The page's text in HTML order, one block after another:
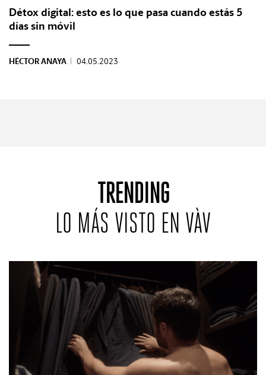
Détox digital: esto es lo que pasa cuando estás 5
días sin móvil
HÉCTOR ANAYA | 04.05.2023
TRENDING
LO MÁS VISTO EN VÀV